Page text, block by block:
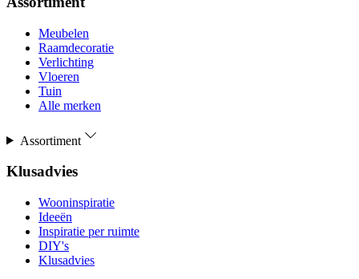
Meubelen
Raamdecoratie
Verlichting
Vloeren
Tuin
Alle merken
Assortiment
Klusadvies
Wooninspiratie
Ideeën
Inspiratie per ruimte
DIY's
Klusadvies